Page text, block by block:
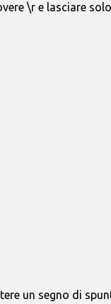
\r e lasciare
un segno di